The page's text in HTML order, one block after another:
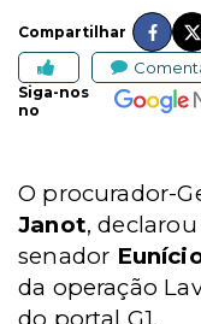
Compartilhar
Siga-nos
no
O procurador-
Janot,
senador
da operação